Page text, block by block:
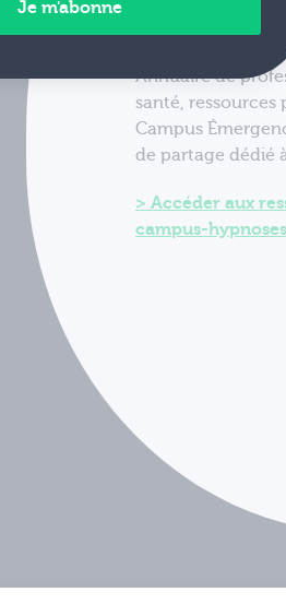
Annuaire de
santé, ressources
Campus
de partage dédié
Accéder aux
campus-